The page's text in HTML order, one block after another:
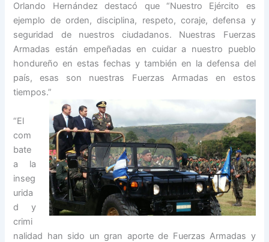
Orlando Hernández destacó que “Nuestro Ejército es
ejemplo de orden, disciplina, respeto, coraje, defensa y
seguridad de nuestros ciudadanos. Nuestras Fuerzas
Armadas están empeñadas en cuidar a nuestro pueblo
hondureño en estas fechas y también en la defensa del
país, esas son nuestras Fuerzas Armadas en estos
tiempos.”
“El
com
bate
a la
inseg
urida
d y
crimi
nalidad han sido un gran aporte de Fuerzas Armadas y